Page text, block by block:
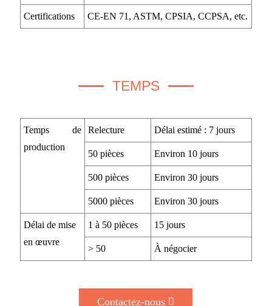
Certifications CE-EN 71, ASTM, CPSIA, CCPSA, etc.
TEMPS
Temps de
production
Relecture Délai estimé : 7 jours
50 pièces Environ 10 jours
500 pièces Environ 30 jours
5000 pièces Environ 30 jours
Délai de mise
en œuvre
1 à 50 pièces 15 jours
> 50 À négocier
Contactez-nous